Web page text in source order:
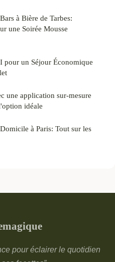
à Bière de Tarbes:
une Soirée Mousse
pour un Séjour Économique
une application sur-mesure
idéale
à Paris: Tout sur les
pour éclairer le quotidien